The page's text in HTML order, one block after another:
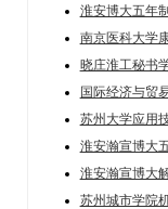
淮安博大五年
南京医科大学
晓庄淮工秘书
国际经济与贸
苏州大学应用
淮安瀚宣博大
淮安瀚宣博大
苏州城市学院